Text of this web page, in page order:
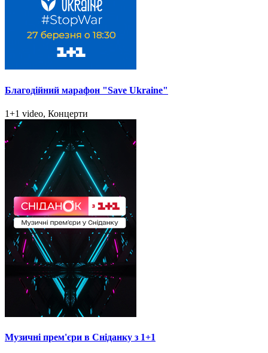
Благодійний марафон "Save Ukraine"
1+1 video, Концерти
Музичні прем'єри в Сніданку з 1+1